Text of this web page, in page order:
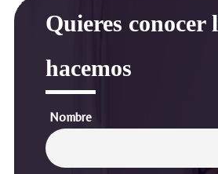
Quieres conocer
hacemos
Nombre